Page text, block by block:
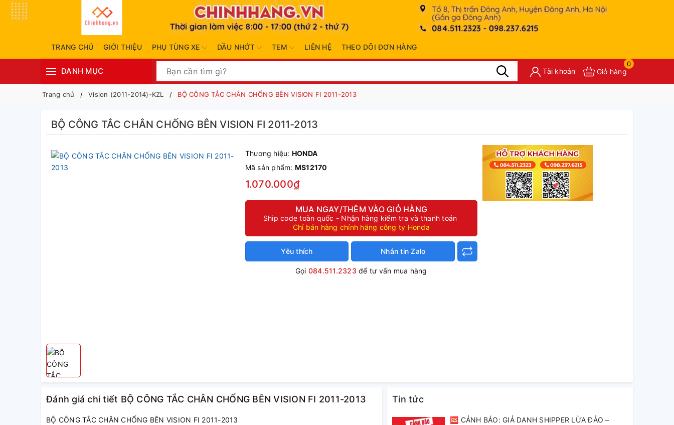
TRANG CHỦ GIỚI THIỆU PHỤ TÙNG XE DẦU NHỚT TEM LIÊN HỆ THEO DÕI ĐƠN HÀNG
DANH MỤC Tài khoản
0
Giỏ hàng
Trang chủ Vision (2011-2014)-KZL BỘ CÔNG TẮC CHÂN CHỐNG BÊN VISION FI 2011-2013
BỘ CÔNG TẮC CHÂN CHỐNG BÊN VISION FI 2011-2013
Thương hiệu: HONDA
Mã sản phẩm: MS12170
1.070.000₫
MUA NGAY/THÊM VÀO GIỎ HÀNG
Ship code toàn quốc - Nhận hàng kiểm tra và thanh toán
Chỉ bán hàng chính hãng công ty Honda
Yêu thích Nhắn tin Zalo
Gọi 084.511.2323 để tư vấn mua hàng
Đánh giá chi tiết BỘ CÔNG TẮC CHÂN CHỐNG BÊN VISION FI 2011-2013
BỘ CÔNG TẮC CHÂN CHỐNG BÊN VISION FI 2011-2013
Tin tức
🆘 CẢNH BÁO: GIẢ DANH SHIPPER LỪA ĐẢO –